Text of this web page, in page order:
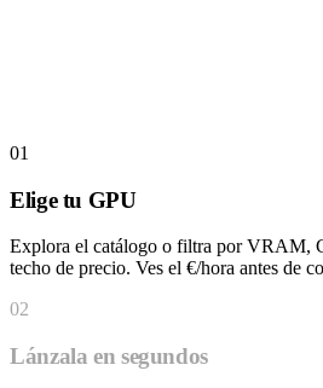
01
Elige tu GPU
Explora el catálogo o filtra por VRAM,
techo de precio. Ves el €/hora antes de
02
Lánzala en segundos